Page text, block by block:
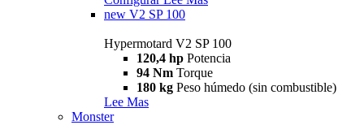
new V2 SP 100
Hypermotard V2 SP 100
120,4 hp Potencia
94 Nm Torque
180 kg Peso húmedo (sin combustible)
Lee Mas
Monster